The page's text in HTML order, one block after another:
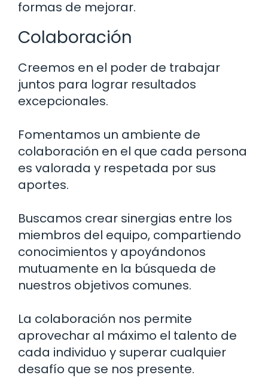
formas de mejorar.
Colaboración
Creemos en el poder de trabajar
juntos para lograr resultados
excepcionales.
Fomentamos un ambiente de
colaboración en el que cada persona
es valorada y respetada por sus
aportes.
Buscamos crear sinergias entre los
miembros del equipo, compartiendo
conocimientos y apoyándonos
mutuamente en la búsqueda de
nuestros objetivos comunes.
La colaboración nos permite
aprovechar al máximo el talento de
cada individuo y superar cualquier
desafío que se nos presente.